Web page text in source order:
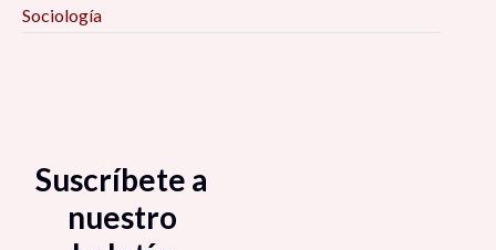
Sociología
Suscríbete a
nuestro